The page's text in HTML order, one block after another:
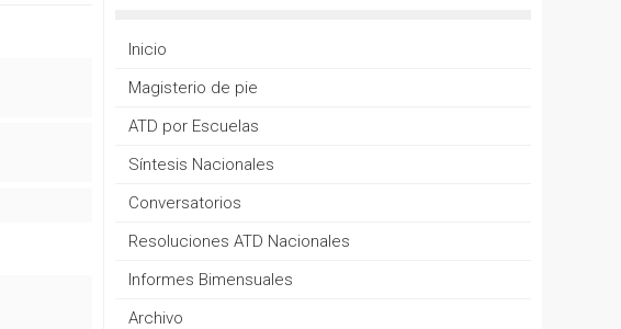
Inicio
Magisterio de pie
ATD por Escuelas
Síntesis Nacionales
Conversatorios
Resoluciones ATD Nacionales
Informes Bimensuales
Archivo